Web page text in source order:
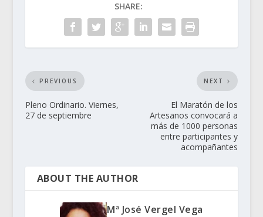
SHARE:
PREVIOUS
Pleno Ordinario. Viernes,
27 de septiembre
NEXT
El Maratón de los
Artesanos convocará a
más de 1000 personas
entre participantes y
acompañantes
ABOUT THE AUTHOR
Mª José Vergel Vega